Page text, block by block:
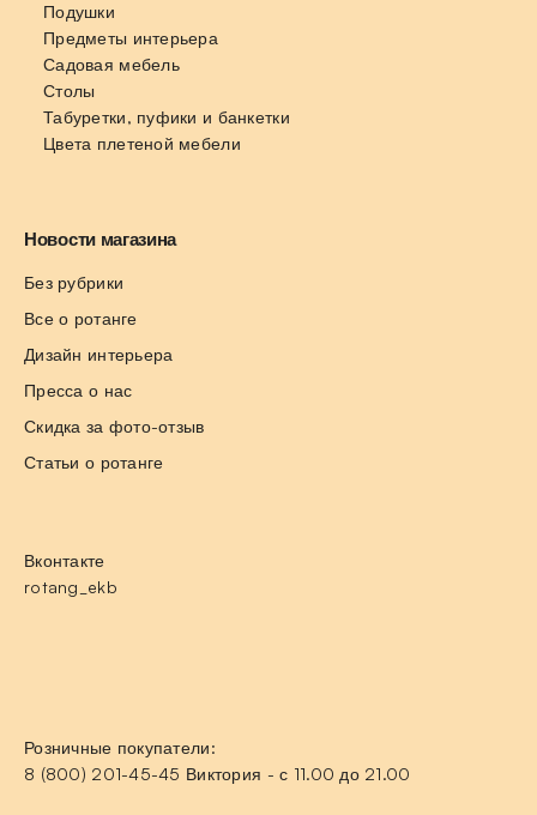
Подушки
Предметы интерьера
Садовая мебель
Столы
Табуретки, пуфики и банкетки
Цвета плетеной мебели
Новости магазина
Без рубрики
Все о ротанге
Дизайн интерьера
Пресса о нас
Скидка за фото-отзыв
Статьи о ротанге
Вконтакте
rotang_ekb
Розничные покупатели:
8 (800) 201-45-45 Виктория - с 11.00 до 21.00